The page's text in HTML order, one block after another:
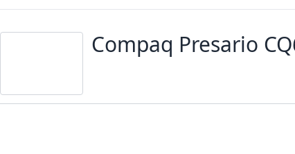
Compaq Presario